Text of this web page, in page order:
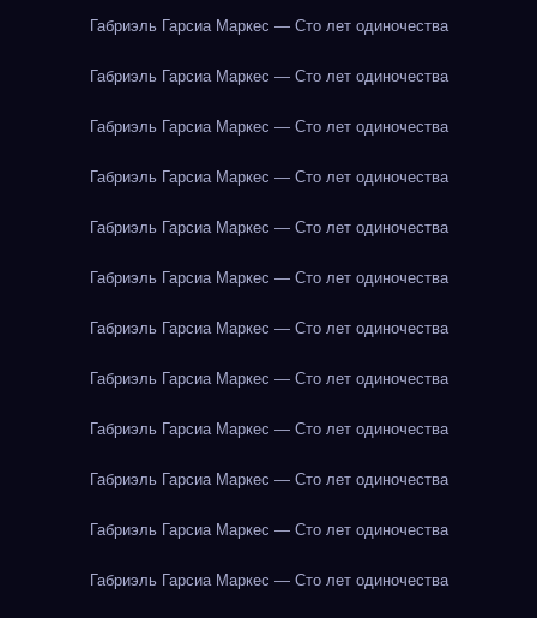
Габриэль Гарсиа Маркес — Сто лет одиночества
Габриэль Гарсиа Маркес — Сто лет одиночества
Габриэль Гарсиа Маркес — Сто лет одиночества
Габриэль Гарсиа Маркес — Сто лет одиночества
Габриэль Гарсиа Маркес — Сто лет одиночества
Габриэль Гарсиа Маркес — Сто лет одиночества
Габриэль Гарсиа Маркес — Сто лет одиночества
Габриэль Гарсиа Маркес — Сто лет одиночества
Габриэль Гарсиа Маркес — Сто лет одиночества
Габриэль Гарсиа Маркес — Сто лет одиночества
Габриэль Гарсиа Маркес — Сто лет одиночества
Габриэль Гарсиа Маркес — Сто лет одиночества